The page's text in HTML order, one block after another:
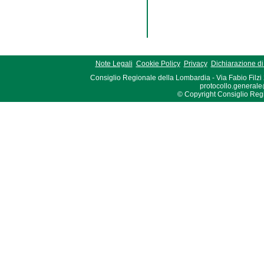
Note Legali Cookie Policy Privacy
Dichiarazione
Consiglio Regionale della Lombardia - Via Fabio Filzi
© Copyright Consiglio